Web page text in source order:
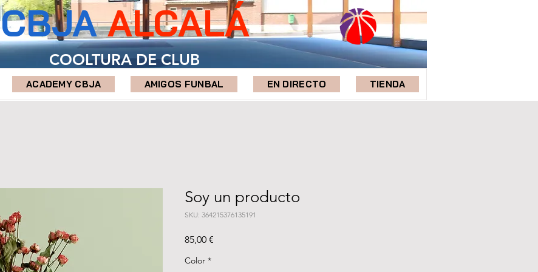
CBJA ALCALÁ
COOLTURA DE CLUB
ACADEMY CBJA AMIGOS FUNBAL EN DIRECTO TIENDA
Soy un producto
SKU: 364215376135191
85,00 €
Color *